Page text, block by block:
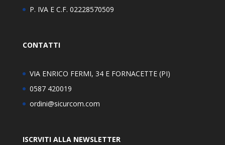
P. IVA E C.F. 02228570509
CONTATTI
VIA ENRICO FERMI, 34 E FORNACETTE (PI)
0587 420019
ordini@sicurcom.com
ISCRVITI ALLA NEWSLETTER